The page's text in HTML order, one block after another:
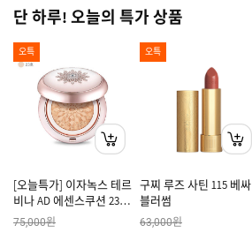
단 하루! 오늘의 특가 상품
오특
[오늘특가] 이자녹스 테르
비나 AD 에센스쿠션 23호
기획
75,000원
오특
구찌 루즈 사틴 115 베싸
블러썸
63,000원